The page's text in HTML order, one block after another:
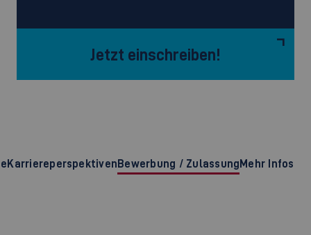
Jetzt einschreiben!
Karriereperspektiven Bewerbung / Zulassung Mehr Infos